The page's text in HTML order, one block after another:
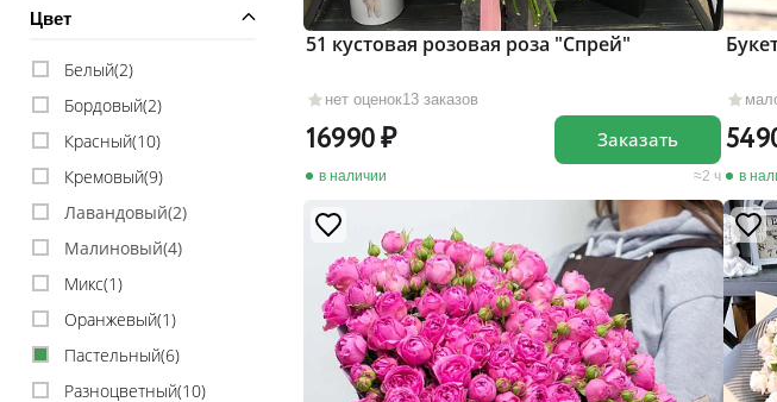
Цвет
Белый(2)
Бордовый(2)
Красный(10)
Кремовый(9)
Лавандовый(2)
Малиновый(4)
Микс(1)
Оранжевый(1)
Пастельный(6)
Разноцветный(10)
нет оценок13 заказов
51 кустовая розовая роза "Cпрей"
16990
в наличии 2 ч
Заказать
в